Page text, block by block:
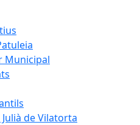
Municipal
de Vilatorta